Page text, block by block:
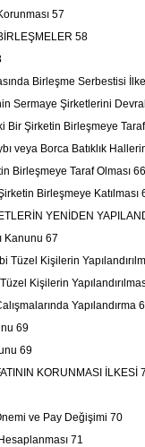
57
58
Birleşme Serbestisi
Sermaye Şirketlerini
Bir Şirketin Birleşmeye Taraf
veya Borca Batıklık
Birleşmeye Taraf Olması 66
Birleşmeye Katılması
YENİDEN
Kanunu 67
Tüzel Kişilerin
Kişilerin
Yapılandırma
69
69
KORUNMASI İLKESİ
ve Pay Değişimi 70
71